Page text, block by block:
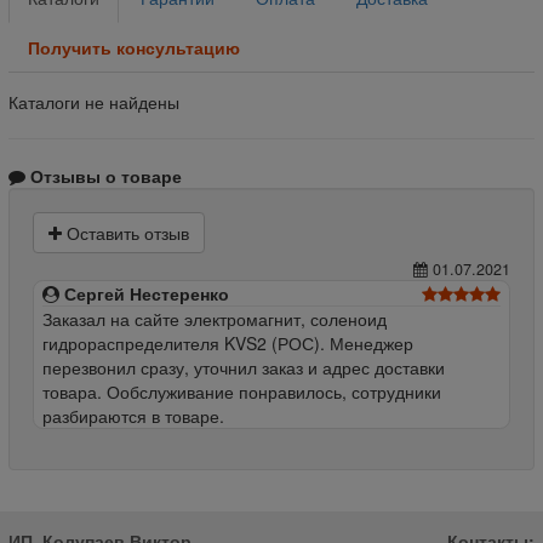
Получить консультацию
Каталоги не найдены
Отзывы о товаре
Оставить отзыв
01.07.2021
Сергей Нестеренко
Заказал на сайте электромагнит, соленоид
гидрораспределителя KVS2 (РОС). Менеджер
перезвонил сразу, уточнил заказ и адрес доставки
товара. Ообслуживание понравилось, сотрудники
разбираются в товаре.